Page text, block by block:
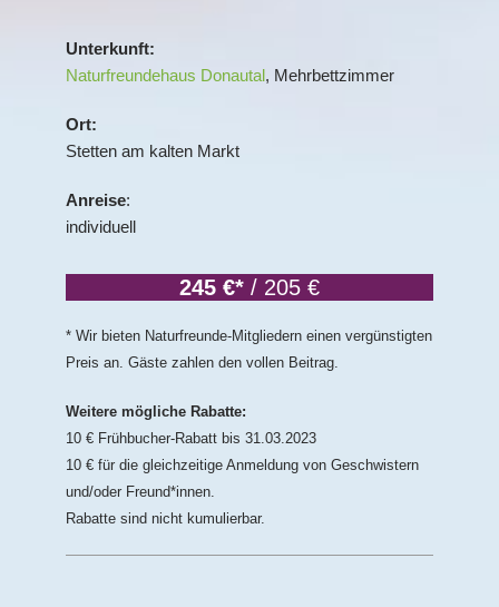
Unterkunft:
Naturfreundehaus Donautal, Mehrbettzimmer
Ort:
Stetten am kalten Markt
Anreise:
individuell
245 €* / 205 €
* Wir bieten Naturfreunde-Mitgliedern einen vergünstigten
Preis an. Gäste zahlen den vollen Beitrag.
Weitere mögliche Rabatte:
10 € Frühbucher-Rabatt bis 31.03.2023
10 € für die gleichzeitige Anmeldung von Geschwistern
und/oder Freund*innen.
Rabatte sind nicht kumulierbar.